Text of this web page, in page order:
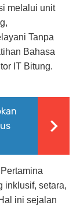
melalui unit
Tanpa
Bahasa
IT Bitung.
inklusif, setara,
ini sejalan